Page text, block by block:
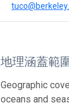
地理涵蓋範
Geographic
oceans and